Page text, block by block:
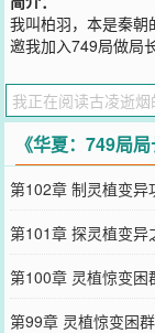
我叫柏羽，本是秦
邀我加入749局做局
生九世，目标就是
仙路，悬疑重重，
现代国家请入749
丹炼器能力，带着
级分明的修仙世界，
经九世重生，在现代
稳定。
您要是觉得《华夏：
微博微信里的朋友推
《华夏：749局
第102章 制灵植变异
第101章 探灵植变异
第100章 灵植惊变困
第99章 灵植惊变困